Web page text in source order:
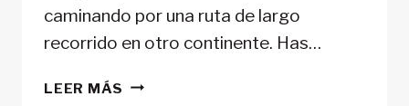
caminando por una ruta de largo
recorrido en otro continente. Has…
LEER MÁS RUTAS